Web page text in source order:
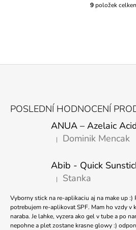
O
C
V
K
Y
V
Ý
I
S
9položek
POSLEDNÍ HODNOCENÍ
Hodnocení produktu je 5 z 5
| Dominik Mencak
Hodnocení produktu je 5 z 5
| Stanka
Vyborny stick na re-aplikaciu aj na make up :)
potrebujem re-aplikovat SPF. Mam ho vzdy v
naraba. Je lahke, vyzera ako gel v tube a po
nepohne a plet zostane krasne glowy :)